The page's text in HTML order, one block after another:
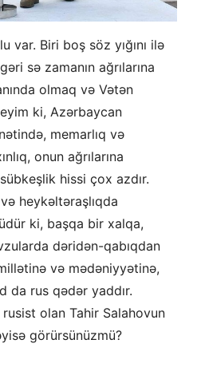
var. Biri boş söz yığını ilə
sə zamanın ağrılarına
olmaq və Vətən
ki, Azərbaycan
memarlıq və
onun ağrılarına
hissi çox azdır.
heykəltəraşlıqda
ki, başqa bir xalqa,
dəridən-qabıqdan
və mədəniyyətinə,
da rus qədər yaddır.
olan Tahir Salahovun
görürsünüzmü?